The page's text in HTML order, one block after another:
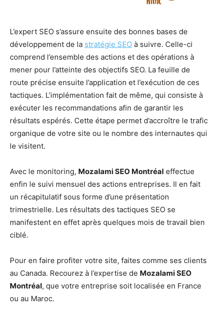
L’expert SEO s’assure ensuite des bonnes bases de
développement de la stratégie SEO à suivre. Celle-ci
comprend l’ensemble des actions et des opérations à
mener pour l’atteinte des objectifs SEO. La feuille de
route précise ensuite l’application et l’exécution de ces
tactiques. L’implémentation fait de même, qui consiste à
exécuter les recommandations afin de garantir les
résultats espérés. Cette étape permet d’accroître le trafic
organique de votre site ou le nombre des internautes qui
le visitent.
Avec le monitoring, Mozalami SEO Montréal effectue
enfin le suivi mensuel des actions entreprises. Il en fait
un récapitulatif sous forme d’une présentation
trimestrielle. Les résultats des tactiques SEO se
manifestent en effet après quelques mois de travail bien
ciblé.
Pour en faire profiter votre site, faites comme ses clients
au Canada. Recourez à l’expertise de Mozalami SEO
Montréal, que votre entreprise soit localisée en France
ou au Maroc.